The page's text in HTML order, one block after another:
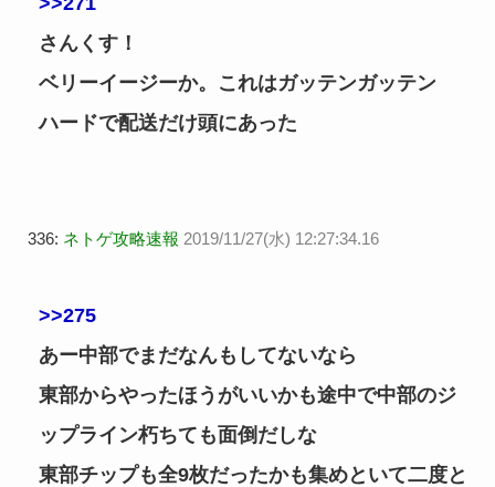
さんくす！
ベリーイージーか。これはガッテンガッテン
ハードで配送だけ頭にあった
336: ネトゲ攻略速報 2019/11/27(水) 12:27:34.16
>>275
あー中部でまだなんもしてないなら
東部からやったほうがいいかも途中で中部のジ
ップライン朽ちても面倒だしな
東部チップも全9枚だったかも集めといて二度と